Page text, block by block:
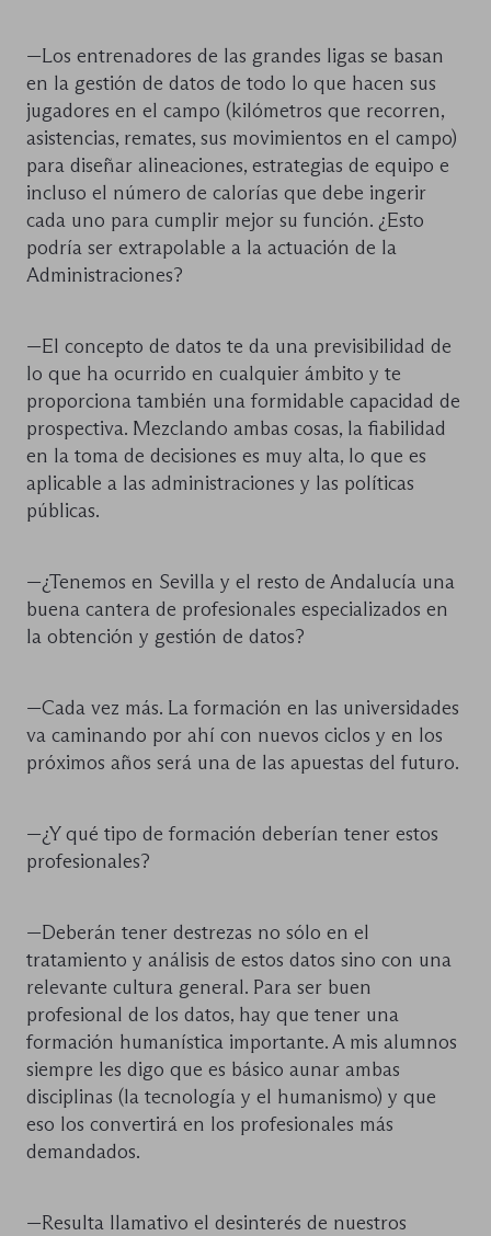
—Los entrenadores de las grandes ligas se basan
en la gestión de datos de todo lo que hacen sus
jugadores en el campo (kilómetros que recorren,
asistencias, remates, sus movimientos en el campo)
para diseñar alineaciones, estrategias de equipo e
incluso el número de calorías que debe ingerir
cada uno para cumplir mejor su función. ¿Esto
podría ser extrapolable a la actuación de la
Administraciones?
—El concepto de datos te da una previsibilidad de
lo que ha ocurrido en cualquier ámbito y te
proporciona también una formidable capacidad de
prospectiva. Mezclando ambas cosas, la fiabilidad
en la toma de decisiones es muy alta, lo que es
aplicable a las administraciones y las políticas
públicas.
—¿Tenemos en Sevilla y el resto de Andalucía una
buena cantera de profesionales especializados en
la obtención y gestión de datos?
—Cada vez más. La formación en las universidades
va caminando por ahí con nuevos ciclos y en los
próximos años será una de las apuestas del futuro.
—¿Y qué tipo de formación deberían tener estos
profesionales?
—Deberán tener destrezas no sólo en el
tratamiento y análisis de estos datos sino con una
relevante cultura general. Para ser buen
profesional de los datos, hay que tener una
formación humanística importante. A mis alumnos
siempre les digo que es básico aunar ambas
disciplinas (la tecnología y el humanismo) y que
eso los convertirá en los profesionales más
demandados.
—Resulta llamativo el desinterés de nuestros